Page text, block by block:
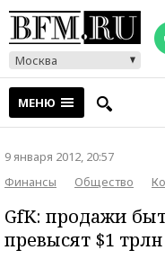
Москва
МЕНЮ
9 января 2012, 20:57
Финансы
Общество
GfK: продажи
превысят $1 трлн